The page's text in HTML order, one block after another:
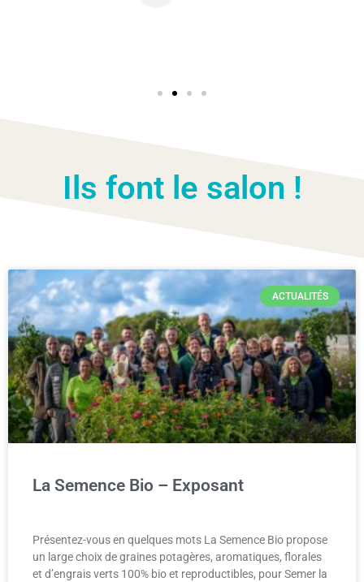
Ils font le salon !
ACTUALITÉS
La Semence Bio – Exposant
Présentez-vous en quelques mots La Semence Bio propose
un large choix de graines potagères, aromatiques, florales
et d’engrais verts 100% bio et reproductibles, pour Semer la